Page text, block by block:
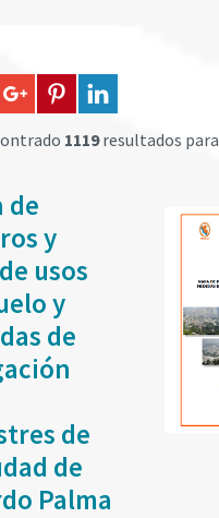
1119resultados para
de
y
usos
y
de
de
de
Palma